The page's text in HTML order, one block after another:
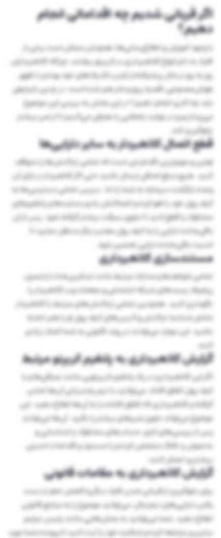
اگر قربانی شدیم چه اقداماتی انجام
دهیم؟
با وجود آموزش و اطلاع‌رسانی‌ها، همچنان ممکن است برخی از
افراد به دام انواع کلاهبرداری در کریپتو بیفتند، چراکه کلاهبرداران
روز به روز درحال پیشرفته‌تر کردن تکنیک‌های خود بوده و با ظهور
هوش‌مصنوعی، قضیه پیچیده‌تر هم شده است. در چنین شرایطی
باید چه کاری انجام دهیم؟ در این بخش به بررسی این موضوع
می‌پردازیم و در نهایت راه‌هایی را معرفی می‌کنیم تا از ضرر بیشتر
جلوگیری کند.
قطع اتصال کلاهبردار به سایر دارایی‌ها
اولین و مهم‌ترین اقدام این است که تمامی تراکنش‌ها را متوقف
کنید. هیچ مبلغ اضافی ارسال نکنید حتی اگر کلاهبردار در ازای آن
وعده بازگشت سرمایه به شما را داد. سپس تمامی دسترسی‌ها به
کیف پول خود را لغو کرده و اتصالاتش به وب‌سایت‌ها و پلتفرم‌های
مشکوک را قطع کنید تا جلوی سرقت بیشتر گرفته شود. پس از آن
باقی‌مانده دارایی را به کیف پول معتبر دیگر منتقل نمایید تا
امنیت باقی‌مانده دارایی تضمین شود.
مستندسازی کلاهبرداری
تمامی شواهدها و مدارک مرتبط مانند اسکرین‌شات از ایمیل،
پیام‌ها، پست‌های شبکه اجتماعی و صفحات وب کلاهبردار را
نگهداری کنید. همچنین تمامی تراکنش‌های مرتبط با کلاهبردار
شامل شناسه تراکنش و آدرس‌های کیف پول او را هم داشته
باشید. این موارد می‌توانند در روند قانونی به شما کمک زیادی
کنند.
گزارش کلاهبرداری به پلتفرم کریپتو مرتبط
اگر این کلاهبرداری در یک پلتفرم کریپتویی مانند صرافی‌ها و یا
کیف پول اتفاق افتاد، می‌توانید با تیم پشتیبانی آن‌ها تماس
گرفته و کلاهبرداری که اتفاق افتاده را به آن‌ها اطلاع دهید. این
موضوع می‌تواند جلوی ضررهای بیشتر را بگیرد. آن‌ها می‌توانند
پس از بررسی‌های لازم، حساب‌های مشکوک را شناسایی و
به‌عنوان رد فلگ مشخص کرده و یا مسدود و اقدامات امنیتی
بیشتری اعمال کنند.
گزارش کلاهبرداری به مقامات قانونی
برای جلوگیری از قربانی شدن افراد دیگر و کاهش خطر از دست
رفتن دارایی‌های دیجیتال، می‌توانید موضوع را به مراجع قانونی
اطلاع دهید. شما می‌توانید به بخش‌هایی مانند پلیس جرایم
سایبری مراجعه کرده و شکایت خود را ثبت کنید تا پرونده شما مورد